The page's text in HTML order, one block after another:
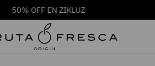
50% OFF EN ZIKLUZ